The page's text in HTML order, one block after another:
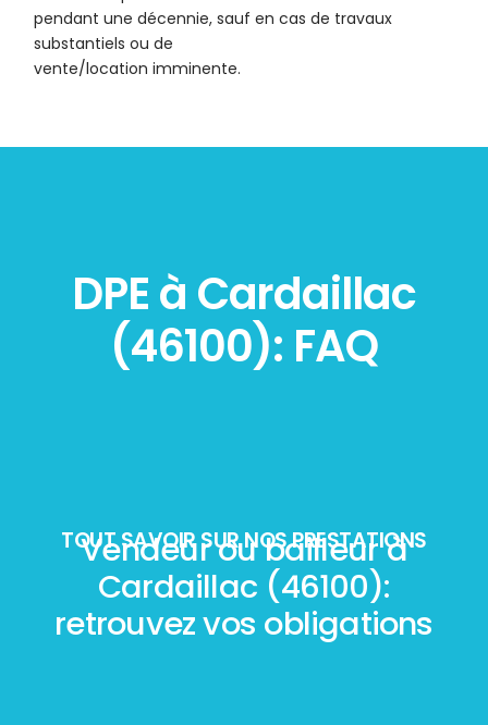
pendant une décennie, sauf en cas de travaux
substantiels ou de
vente/location imminente.
DPE à Cardaillac
(46100): FAQ
TOUT SAVOIR SUR NOS PRESTATIONS
Vendeur ou bailleur à
Cardaillac (46100):
retrouvez vos obligations